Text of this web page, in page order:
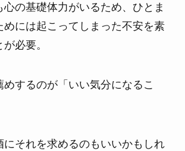
心の基礎体力がいるため、ひとま
めには起こってしまった不安を素
必要。
めするのが「いい気分になるこ
にそれを求めるのもいいかもしれ